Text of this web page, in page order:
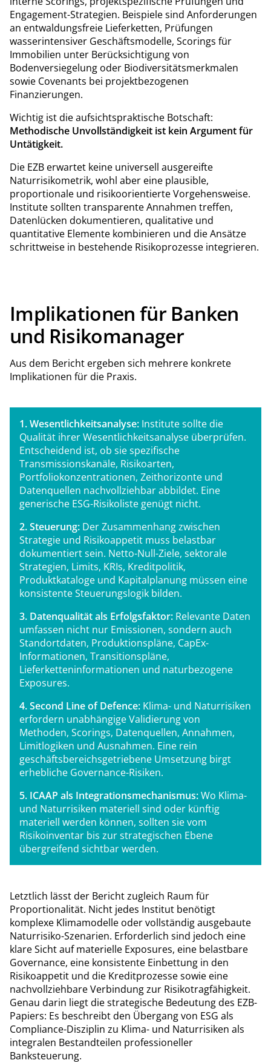
Engagement-Strategien. Beispiele sind Anforderungen
an entwaldungsfreie Lieferketten, Prüfungen
wasserintensiver Geschäftsmodelle, Scorings für
Immobilien unter Berücksichtigung von
Bodenversiegelung oder Biodiversitätsmerkmalen
sowie Covenants bei projektbezogenen
Finanzierungen.
Wichtig ist die aufsichtspraktische Botschaft:
Methodische Unvollständigkeit ist kein Argument für
Untätigkeit.
Die EZB erwartet keine universell ausgereifte
Naturrisikometrik, wohl aber eine plausible,
proportionale und risikoorientierte Vorgehensweise.
Institute sollten transparente Annahmen treffen,
Datenlücken dokumentieren, qualitative und
quantitative Elemente kombinieren und die Ansätze
schrittweise in bestehende Risikoprozesse integrieren.
Implikationen für Banken
und Risikomanager
Aus dem Bericht ergeben sich mehrere konkrete
Implikationen für die Praxis.
1. Wesentlichkeitsanalyse: Institute sollte die
Qualität ihrer Wesentlichkeitsanalyse überprüfen.
Entscheidend ist, ob sie spezifische
Transmissionskanäle, Risikoarten,
Portfoliokonzentrationen, Zeithorizonte und
Datenquellen nachvollziehbar abbildet. Eine
generische ESG-Risikoliste genügt nicht.
2. Steuerung: Der Zusammenhang zwischen
Strategie und Risikoappetit muss belastbar
dokumentiert sein. Netto-Null-Ziele, sektorale
Strategien, Limits, KRIs, Kreditpolitik,
Produktkataloge und Kapitalplanung müssen eine
konsistente Steuerungslogik bilden.
3. Datenqualität als Erfolgsfaktor: Relevante Daten
umfassen nicht nur Emissionen, sondern auch
Standortdaten, Produktionspläne, CapEx-
Informationen, Transitionspläne,
Lieferketteninformationen und naturbezogene
Exposures.
4. Second Line of Defence: Klima- und Naturrisiken
erfordern unabhängige Validierung von
Methoden, Scorings, Datenquellen, Annahmen,
Limitlogiken und Ausnahmen. Eine rein
geschäftsbereichsgetriebene Umsetzung birgt
erhebliche Governance-Risiken.
5. ICAAP als Integrationsmechanismus:Wo Klima-
und Naturrisiken materiell sind oder künftig
materiell werden können, sollten sie vom
Risikoinventar bis zur strategischen Ebene
übergreifend sichtbar werden.
Letztlich lässt der Bericht zugleich Raum für
Proportionalität. Nicht jedes Institut benötigt
komplexe Klimamodelle oder vollständig ausgebaute
Naturrisiko-Szenarien. Erforderlich sind jedoch eine
klare Sicht auf materielle Exposures, eine belastbare
Governance, eine konsistente Einbettung in den
Risikoappetit und die Kreditprozesse sowie eine
nachvollziehbare Verbindung zur Risikotragfähigkeit.
Genau darin liegt die strategische Bedeutung des EZB-
Papiers: Es beschreibt den Übergang von ESG als
Compliance-Disziplin zu Klima- und Naturrisiken als
integralen Bestandteilen professioneller
Banksteuerung.